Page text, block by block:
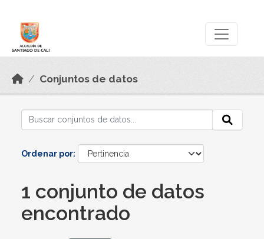
Conjuntos de datos
Ordenar por
1 conjunto de datos
encontrado